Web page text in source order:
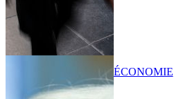
ÉCONOMIE